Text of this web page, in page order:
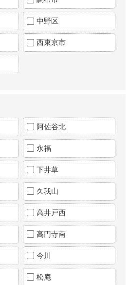
中野区
西東京市
阿佐谷北
永福
下井草
久我山
高井戸西
高円寺南
今川
松庵